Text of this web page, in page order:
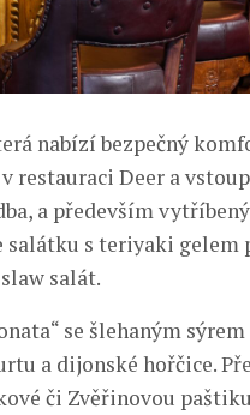
nabízí bezpečný
Deer a
a především vytříbený
s teriyaki gelem
salát.
se šlehaným sýrem
a dijonské hořčice.
či Zvěřinovou